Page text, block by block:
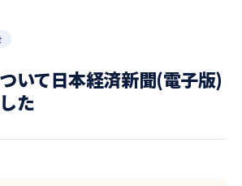
いて日本経済新聞(電子版)
た